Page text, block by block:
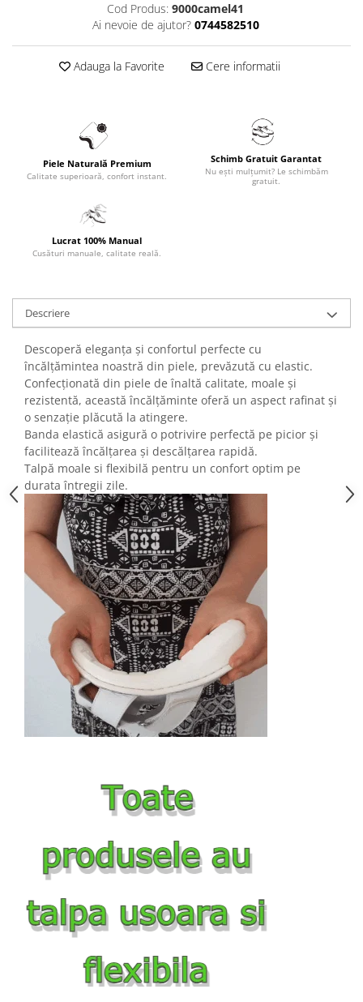
Cod Produs: 9000camel41
Ai nevoie de ajutor? 0744582510
Adauga la Favorite Cere informatii
Piele Naturală Premium
Calitate superioară, confort instant.
Schimb Gratuit Garantat
Nu ești mulțumit? Le schimbăm
gratuit.
Lucrat 100% Manual
Cusături manuale, calitate reală.
Descriere
Descoperă eleganța și confortul perfecte cu
încălțămintea noastră din piele, prevăzută cu elastic.
Confecționată din piele de înaltă calitate, moale și
rezistentă, această încălțăminte oferă un aspect rafinat și
o senzație plăcută la atingere.
Banda elastică asigură o potrivire perfectă pe picior și
facilitează încălțarea și descălțarea rapidă.
Talpă moale si flexibilă pentru un confort optim pe
durata întregii zile.